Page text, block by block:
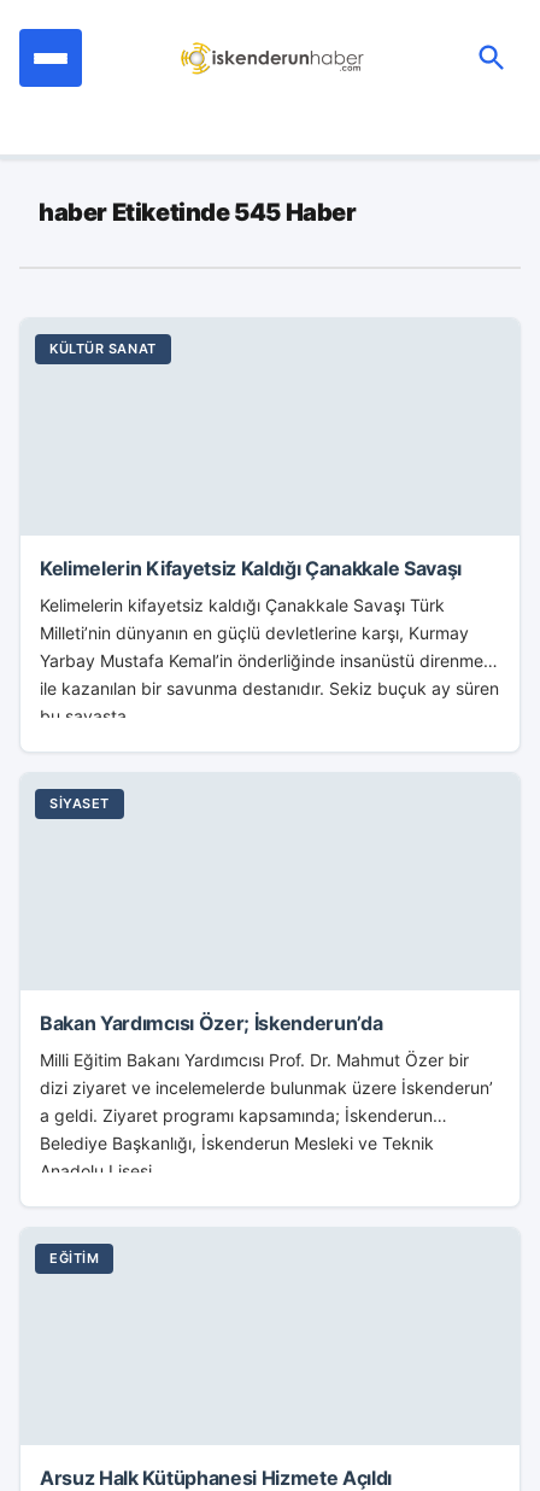
haber Etiketinde 545 Haber
KÜLTÜR SANAT
Kelimelerin Kifayetsiz Kaldığı Çanakkale Savaşı
Kelimelerin kifayetsiz kaldığı Çanakkale Savaşı Türk
Milleti’nin dünyanın en güçlü devletlerine karşı, Kurmay
Yarbay Mustafa Kemal’in önderliğinde insanüstü direnmesi
ile kazanılan bir savunma destanıdır. Sekiz buçuk ay süren
bu savaşta...
SIYASET
Bakan Yardımcısı Özer; İskenderun’da
Milli Eğitim Bakanı Yardımcısı Prof. Dr. Mahmut Özer bir
dizi ziyaret ve incelemelerde bulunmak üzere İskenderun’
a geldi. Ziyaret programı kapsamında; İskenderun
Belediye Başkanlığı, İskenderun Mesleki ve Teknik
Anadolu Lisesi,...
EĞITIM
Arsuz Halk Kütüphanesi Hizmete Açıldı